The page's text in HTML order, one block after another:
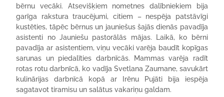
bērnu vecāki. Atsevišķiem nometnes dalībniekiem bija
garīga rakstura traucējumi, citiem – nespēja patstāvīgi
kustēties, tāpēc bērnus un jauniešus šajās dienās pavadīja
asistenti no Jauniešu pastorālās mājas. Laikā, ko bērni
pavadīja ar asistentiem, viņu vecāki varēja baudīt kopīgas
sarunas un piedalīties darbnīcās. Mammas varēja radīt
rotas rotu darbnīcā, ko vadīja Svetlana Zaumane, savukārt
kulinārijas darbnīcā kopā ar Irēnu Pujāti bija iespēja
sagatavot tiramisu un salātus vakariņu galdam.